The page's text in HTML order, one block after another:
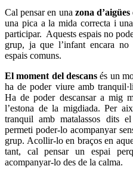
Cal pensar en unazona d’aigües
una pica a la mida correcta i
participar. Aquests espais no
grup, ja que l’infant encara no
espais comuns.
El moment del descans és un
ha de poder viure amb
Ha de poder descansar a mig
l’estona de la migdiada. Per
tranquil amb matalassos dits
permeti poder-lo acompanyar
grup. Acollir-lo en braços en
tant, cal pensar un espai
acompanyar-lo des de la calma.